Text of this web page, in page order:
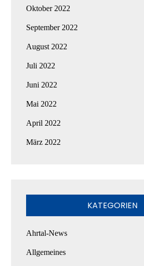
Oktober 2022
September 2022
August 2022
Juli 2022
Juni 2022
Mai 2022
April 2022
März 2022
KATEGORIEN
Ahrtal-News
Allgemeines